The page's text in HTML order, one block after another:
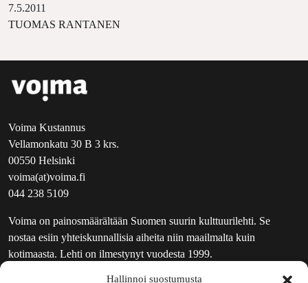
Hallinnoi suostumusta
7.5.2011
TUOMAS RANTANEN
Voima Kustannus
Vellamonkatu 30 B 3 krs.
00550 Helsinki
voima(at)voima.fi
044 238 5109
Voima on painosmäärältään Suomen suurin kulttuurilehti. Se
nostaa esiin yhteiskunnallisia aiheita niin maailmalta kuin
kotimaasta. Lehti on ilmestynyt vuodesta 1999.